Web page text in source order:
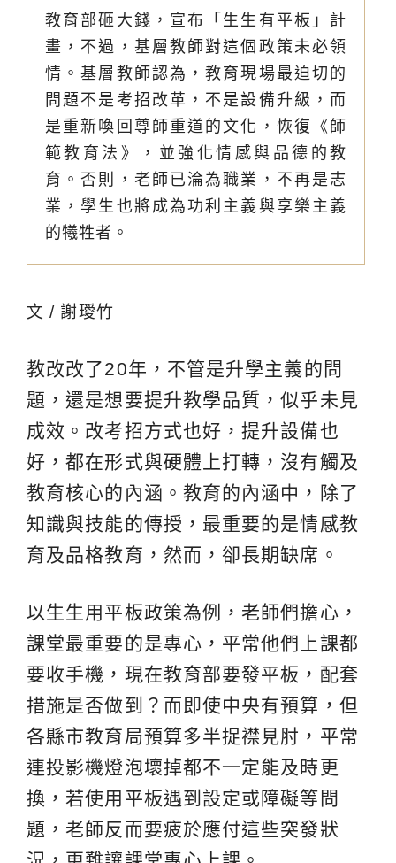
教育部砸大錢，宣布「生生有平板」計
畫，不過，基層教師對這個政策未必領
情。基層教師認為，教育現場最迫切的
問題不是考招改革，不是設備升級，而
是重新喚回尊師重道的文化，恢復《師
範教育法》，並強化情感與品德的教
育。否則，老師已淪為職業，不再是志
業，學生也將成為功利主義與享樂主義
的犧牲者。
文 / 謝璦竹
教改改了20年，不管是升學主義的問
題，還是想要提升教學品質，似乎未見
成效。改考招方式也好，提升設備也
好，都在形式與硬體上打轉，沒有觸及
教育核心的內涵。教育的內涵中，除了
知識與技能的傳授，最重要的是情感教
育及品格教育，然而，卻長期缺席。
以生生用平板政策為例，老師們擔心，
課堂最重要的是專心，平常他們上課都
要收手機，現在教育部要發平板，配套
措施是否做到？而即使中央有預算，但
各縣市教育局預算多半捉襟見肘，平常
連投影機燈泡壞掉都不一定能及時更
換，若使用平板遇到設定或障礙等問
題，老師反而要疲於應付這些突發狀